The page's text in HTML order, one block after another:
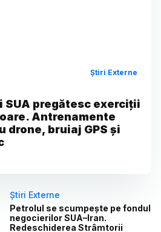
Știri Externe
SUA pregătesc exerciții
Antrenamente
drone, bruiaj GPS și
Știri Externe
Petrolul se scumpește pe fondul
negocierilor SUA–Iran.
Redeschiderea Strâmtorii